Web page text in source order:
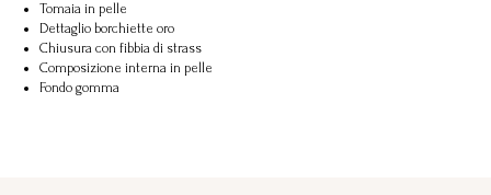
Tomaia in pelle
Dettaglio borchiette oro
Chiusura con fibbia di strass
Composizione interna in pelle
Fondo gomma